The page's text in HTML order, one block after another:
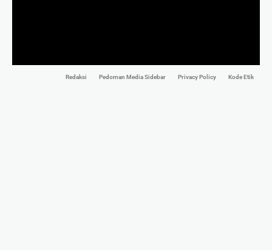
Redaksi Pedoman Media Sidebar Privacy Policy Kode Etik